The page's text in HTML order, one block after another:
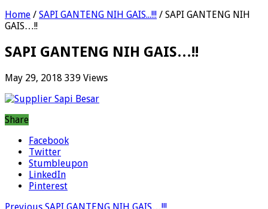
Home / SAPI GANTENG NIH GAIS...!!! / SAPI GANTENG NIH
GAIS…!!
SAPI GANTENG NIH GAIS…!!
May 29, 2018 339 Views
Share
Facebook
Twitter
Stumbleupon
LinkedIn
Pinterest
Previous SAPI GANTENG NIH GAIS…!!!